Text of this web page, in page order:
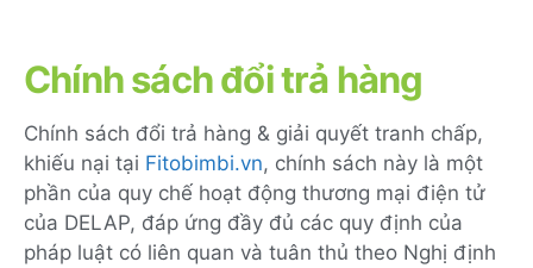
Chính sách đổi trả hàng
Chính sách đổi trả hàng & giải quyết tranh chấp,
khiếu nại tại Fitobimbi.vn, chính sách này là một
phần của quy chế hoạt động thương mại điện tử
của DELAP, đáp ứng đầy đủ các quy định của
pháp luật có liên quan và tuân thủ theo Nghị định